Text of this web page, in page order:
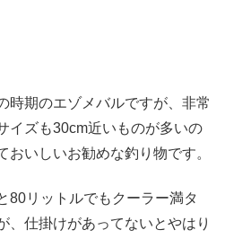
時期のエゾメバルですが、非常
イズも30cm近いものが多いの
おいしいお勧めな釣り物です。
80リットルでもクーラー満タ
、仕掛けがあってないとやはり